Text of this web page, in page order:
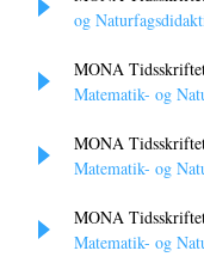
og
MONA
Matematik- og
MONA
Matematik- og
MONA
Matematik- og